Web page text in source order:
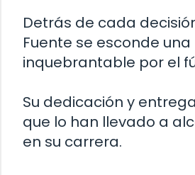
Detrás de cada
Fuente se esconde
inquebrantable por el
Su dedicación y
que lo han llevado a
en su carrera.